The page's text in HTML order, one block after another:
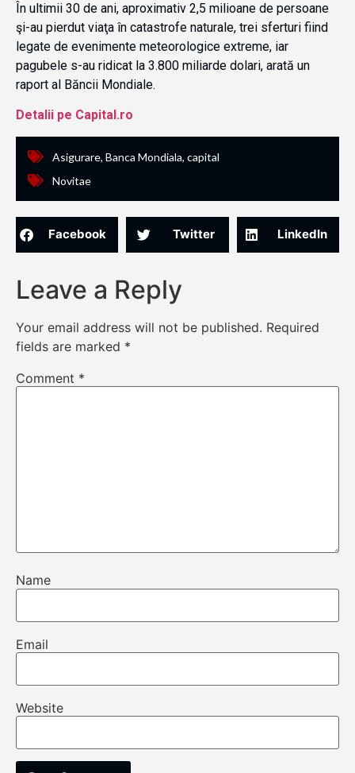
În ultimii 30 de ani, aproximativ 2,5 milioane de persoane
şi-au pierdut viaţa în catastrofe naturale, trei sferturi fiind
legate de evenimente meteorologice extreme, iar
pagubele s-au ridicat la 3.800 miliarde dolari, arată un
raport al Băncii Mondiale.
Detalii pe Capital.ro
Asigurare, Banca Mondiala, capital
Novitae
Facebook Twitter LinkedIn
Leave a Reply
Your email address will not be published. Required
fields are marked *
Comment *
Name
Email
Website